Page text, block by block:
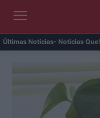
Últimas Noticias- Noticias
decoración otoño 2026: